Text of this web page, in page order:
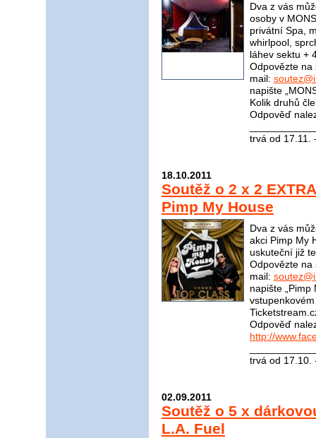
Dva z vás
osoby v
privátní Spa,
whirlpool,
láhev sektu +
Odpovězte na
mail:
napište
Kolik druhů
Odpověď
trvá od 17.11.
18.10.2011
Soutěž o 2 x 2
Pimp My House
Dva z vás
akci Pimp My
uskuteční již
Odpovězte na
mail:
napište
Odpověď
http://
trvá od
02.09.2011
Soutěž o 5 x
L.A. Fuel